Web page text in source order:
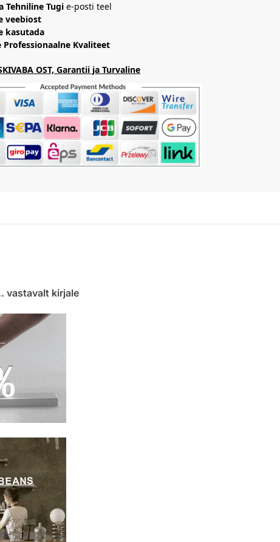
Tehniline Tugie-posti teel
veebiost
kasutada
Professionaalne Kvaliteet
OST, Garantii ja Turvaline
vastavalt kirjale